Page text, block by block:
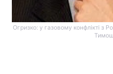
Огризко: у газовому конфлікті з